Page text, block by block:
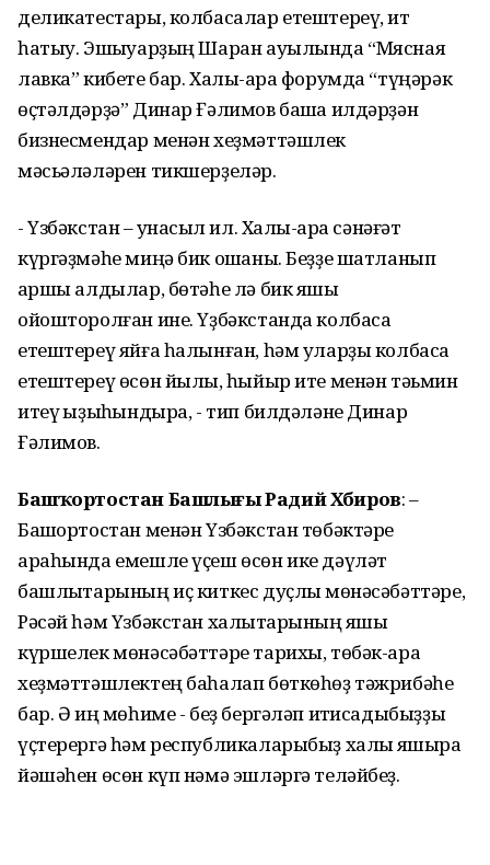
деликатестары, колбасалар етештереү, ит
һатыу. Эшҡыуарҙың Шаран ауылында “Мясная
лавка” кибете бар. Халыҡ-ара форумда “түңәрәк
өҫтәлдәрҙә” Динар Ғәлимов башҡа илдәрҙән
бизнесмендар менән хеҙмәттәшлек
мәсьәләләрен тикшерҙеләр.
- Үзбәкстан – ҡунаҡсыл ил. Халыҡ-ара сәнәғәт
күргәҙмәһе миңә бик оҡшаны. Беҙҙе шатланып
ҡаршы алдылар, бөтәһе лә бик яҡшы
ойошторолған ине. Үҙбәкстанда колбаса
етештереү яйға һалынған, һәм уларҙы колбаса
етештереү өсөн йылҡы, һыйыр ите менән тәьмин
итеү ҡыҙыҡһындыра, - тип билдәләне Динар
Ғәлимов.
Башҡортостан Башлығы Радий Хәбиров: –
Башҡортостан менән Үзбәкстан төбәктәре
араһында емешле үҫеш өсөн ике дәүләт
башлыҡтарының иҫ киткес дуҫлыҡ мөнәсәбәттәре,
Рәсәй һәм Үзбәкстан халыҡтарының яҡшы
күршелек мөнәсәбәттәре тарихы, төбәк-ара
хеҙмәттәшлектең баһалап бөткөһөҙ тәжрибәһе
бар. Ә иң мөһиме - беҙ бергәләп иҡтисадыбыҙҙы
үҫтерергә һәм республикаларыбыҙ халҡы яҡшыраҡ
йәшәһен өсөн күп нәмә эшләргә теләйбеҙ.